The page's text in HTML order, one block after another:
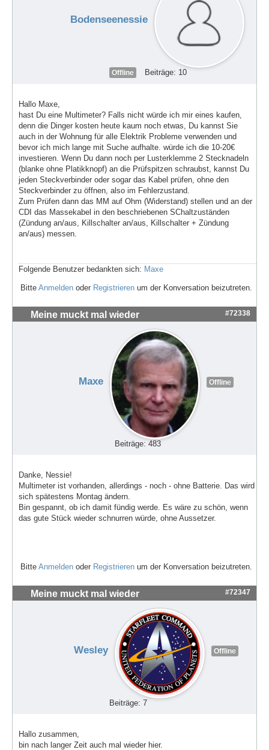
Bodenseenessie
Offline Beiträge: 10
Hallo Maxe,
hast Du eine Multimeter? Falls nicht würde ich mir eines kaufen,
denn die Dinger kosten heute kaum noch etwas, Du kannst Sie
auch in der Wohnung für alle Elektrik Probleme verwenden und
bevor ich mich lange mit Suche aufhalte. würde ich die 10-20€
investieren. Wenn Du dann noch per Lusterklemme 2 Stecknadeln
(blanke ohne Platikknopf) an die Prüfspitzen schraubst, kannst Du
jeden Steckverbinder oder sogar das Kabel prüfen, ohne den
Steckverbinder zu öffnen, also im Fehlerzustand.
Zum Prüfen dann das MM auf Ohm (Widerstand) stellen und an der
CDI das Massekabel in den beschriebenen SChaltzuständen
(Zündung an/aus, Killschalter an/aus, Killschalter + Zündung
an/aus) messen.
Folgende Benutzer bedankten sich: Maxe
Bitte Anmelden oder Registrieren um der Konversation beizutreten.
Meine muckt mal wieder #72338
Maxe Offline
Beiträge: 483
Danke, Nessie!
Multimeter ist vorhanden, allerdings - noch - ohne Batterie. Das wird
sich spätestens Montag ändern.
Bin gespannt, ob ich damit fündig werde. Es wäre zu schön, wenn
das gute Stück wieder schnurren würde, ohne Aussetzer.
Bitte Anmelden oder Registrieren um der Konversation beizutreten.
Meine muckt mal wieder #72347
Wesley Offline
Beiträge: 7
Hallo zusammen,
bin nach langer Zeit auch mal wieder hier.